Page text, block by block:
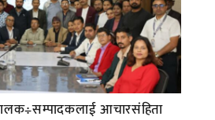
आचारसंहिता